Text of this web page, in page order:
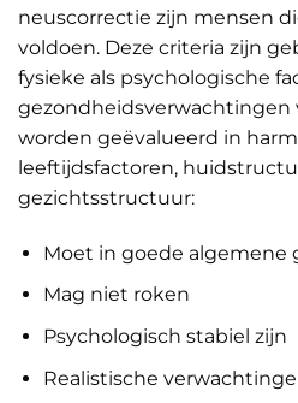
neuscorrectie zijn mensen
voldoen. Deze criteria zijn
fysieke als psychologische
gezondheidsverwachtingen
worden geëvalueerd in
leeftijdsfactoren,
gezichtsstructuur:
Moet in goede algemene
Mag niet roken
Psychologisch stabiel zijn
Realistische